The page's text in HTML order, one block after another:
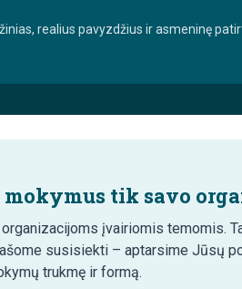
realius pavyzdžius ir asmeninę
tik savo
įvairiomis temomis.
susisiekti – aptarsime Jūsų
trukmę ir formą.